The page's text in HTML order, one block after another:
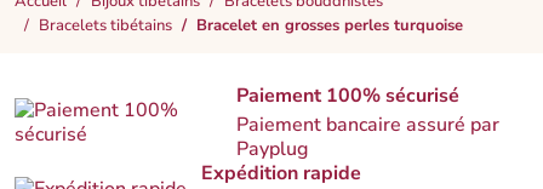
Bracelets tibétains
Bracelet en grosses perles turquoise
Paiement 100% sécurisé
Paiement bancaire assuré par
Payplug
Expédition rapide